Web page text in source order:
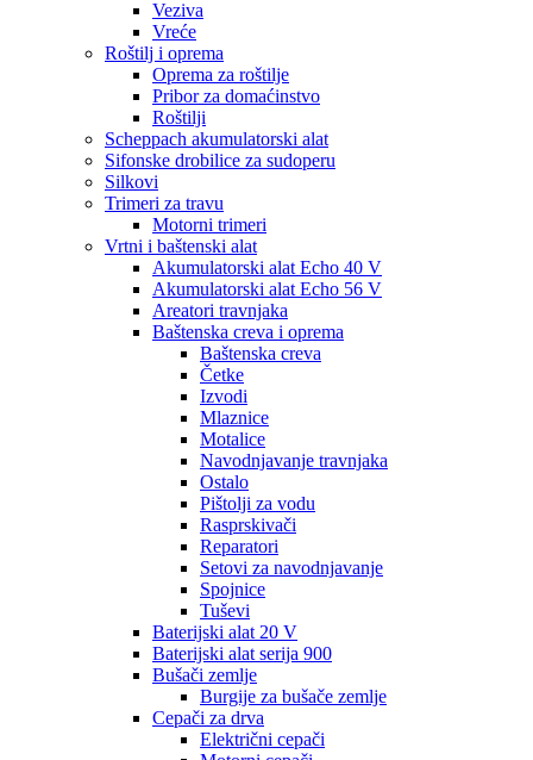
Veziva
Vreće
Roštilj i oprema
Oprema za roštilje
Pribor za domaćinstvo
Roštilji
Scheppach akumulatorski alat
Sifonske drobilice za sudoperu
Silkovi
Trimeri za travu
Motorni trimeri
Vrtni i baštenski alat
Akumulatorski alat Echo 40 V
Akumulatorski alat Echo 56 V
Areatori travnjaka
Baštenska creva i oprema
Baštenska creva
Četke
Izvodi
Mlaznice
Motalice
Navodnjavanje travnjaka
Ostalo
Pištolji za vodu
Rasprskivači
Reparatori
Setovi za navodnjavanje
Spojnice
Tuševi
Baterijski alat 20 V
Baterijski alat serija 900
Bušači zemlje
Burgije za bušače zemlje
Cepači za drva
Električni cepači